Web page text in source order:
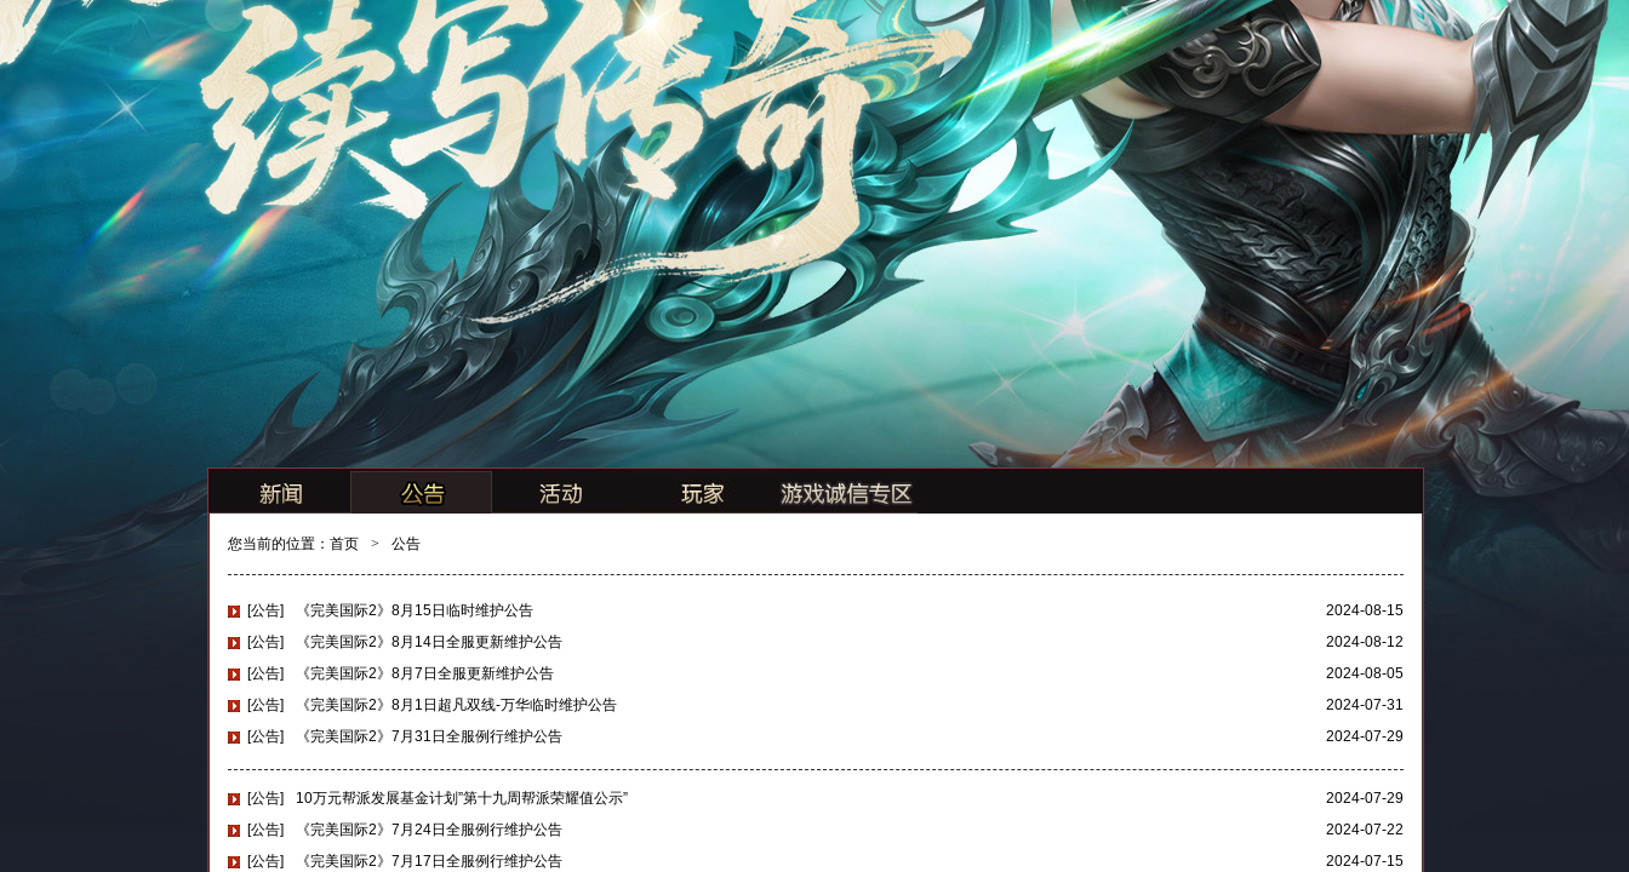
您当前的位置： 首页 > 公告
2024-08-15
[公告]
《完美国际2》8月15日临时维护公告
2024-08-12
[公告]
《完美国际2》8月14日全服更新维护公告
2024-08-05
[公告]
《完美国际2》8月7日全服更新维护公告
2024-07-31
[公告]
《完美国际2》8月1日超凡双线-万华临时维护公告
2024-07-29
[公告] 《完美国际2》7月31日全服例行维护公告
2024-07-29
[公告]
10万元帮派发展基金计划”第十九周帮派荣耀值公示”
2024-07-22
[公告]
《完美国际2》7月24日全服例行维护公告
2024-07-15
[公告]
《完美国际2》7月17日全服例行维护公告